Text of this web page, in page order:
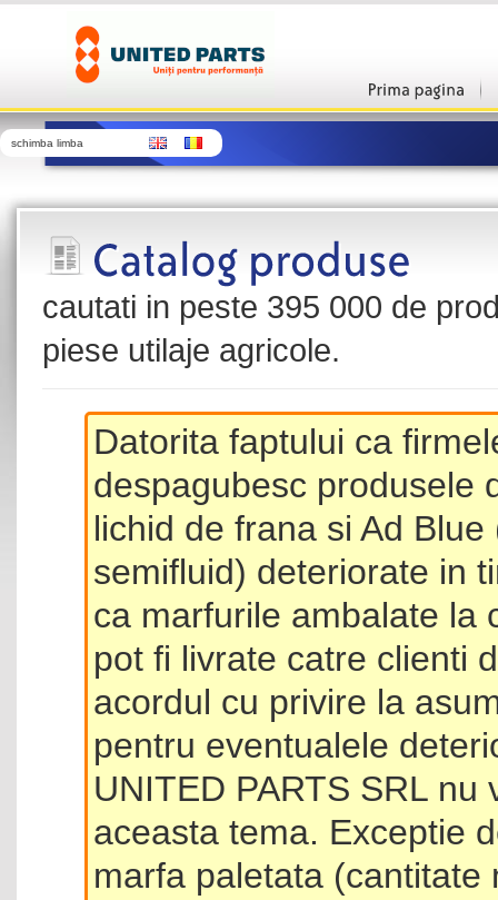
schimba limba
cautati in peste 395 000 de
piese utilaje agricole.
Datorita faptului ca
despagubesc produsele
lichid de frana si Ad
semifluid) deteriorate in
ca marfurile ambalate la
pot fi livrate catre clienti
acordul cu privire la
pentru eventualele
UNITED PARTS SRL
aceasta tema. Exceptie
marfa paletata (cantitate